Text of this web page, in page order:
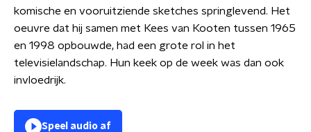
komische en vooruitziende sketches springlevend. Het
oeuvre dat hij samen met Kees van Kooten tussen 1965
en 1998 opbouwde, had een grote rol in het
televisielandschap. Hun keek op de week was dan ook
invloedrijk.
Speel audio af